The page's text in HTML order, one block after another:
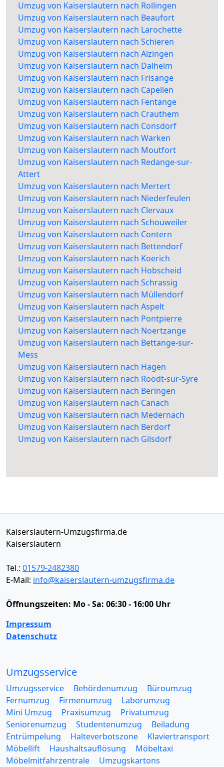
Umzug von Kaiserslautern nach Rollingen
Umzug von Kaiserslautern nach Beaufort
Umzug von Kaiserslautern nach Larochette
Umzug von Kaiserslautern nach Schieren
Umzug von Kaiserslautern nach Alzingen
Umzug von Kaiserslautern nach Dalheim
Umzug von Kaiserslautern nach Frisange
Umzug von Kaiserslautern nach Capellen
Umzug von Kaiserslautern nach Fentange
Umzug von Kaiserslautern nach Crauthem
Umzug von Kaiserslautern nach Consdorf
Umzug von Kaiserslautern nach Warken
Umzug von Kaiserslautern nach Moutfort
Umzug von Kaiserslautern nach Redange-sur-
Attert
Umzug von Kaiserslautern nach Mertert
Umzug von Kaiserslautern nach Niederfeulen
Umzug von Kaiserslautern nach Clervaux
Umzug von Kaiserslautern nach Schouweiler
Umzug von Kaiserslautern nach Contern
Umzug von Kaiserslautern nach Bettendorf
Umzug von Kaiserslautern nach Koerich
Umzug von Kaiserslautern nach Hobscheid
Umzug von Kaiserslautern nach Schrassig
Umzug von Kaiserslautern nach Müllendorf
Umzug von Kaiserslautern nach Aspelt
Umzug von Kaiserslautern nach Pontpierre
Umzug von Kaiserslautern nach Noertzange
Umzug von Kaiserslautern nach Bettange-sur-
Mess
Umzug von Kaiserslautern nach Hagen
Umzug von Kaiserslautern nach Roodt-sur-Syre
Umzug von Kaiserslautern nach Beringen
Umzug von Kaiserslautern nach Canach
Umzug von Kaiserslautern nach Medernach
Umzug von Kaiserslautern nach Berdorf
Umzug von Kaiserslautern nach Gilsdorf
Kaiserslautern-Umzugsfirma.de
Kaiserslautern
Tel.: 01579-2482380
E-Mail: info@kaiserslautern-umzugsfirma.de
Öffnungszeiten: Mo - Sa: 06:30 - 16:00 Uhr
Impressum
Datenschutz
Umzugsservice
Umzugsservice Behördenumzug
Büroumzug
Fernumzug
Firmenumzug
Laborumzug
Mini Umzug
Praxisumzug
Privatumzug
Seniorenumzug
Studentenumzug
Beiladung
Entrümpelung
Halteverbotszone
Klaviertransport
Möbellift
Haushaltsauflösung
Möbeltaxi
Möbelmitfahrzentrale
Umzugskartons